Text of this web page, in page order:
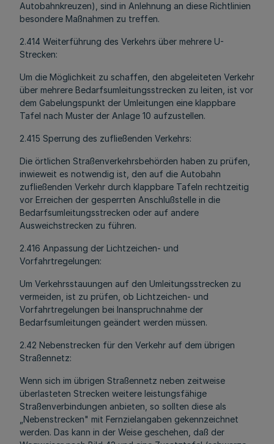
Autobahnkreuzen), sind in Anlehnung an diese Richtlinien
besondere Maßnahmen zu treffen.
2.414 Weiterführung des Verkehrs über mehrere U-
Strecken:
Um die Möglichkeit zu schaffen, den abgeleiteten Verkehr
über mehrere Bedarfsumleitungsstrecken zu leiten, ist vor
dem Gabelungspunkt der Umleitungen eine klappbare
Tafel nach Muster der Anlage 10 aufzustellen.
2.415 Sperrung des zufließenden Verkehrs:
Die örtlichen Straßenverkehrsbehörden haben zu prüfen,
inwieweit es notwendig ist, den auf die Autobahn
zufließenden Verkehr durch klappbare Tafeln rechtzeitig
vor Erreichen der gesperrten Anschlußstelle in die
Bedarfsumleitungsstrecken oder auf andere
Ausweichstrecken zu führen.
2.416 Anpassung der Lichtzeichen- und
Vorfahrtregelungen:
Um Verkehrsstauungen auf den Umleitungsstrecken zu
vermeiden, ist zu prüfen, ob Lichtzeichen- und
Vorfahrtregelungen bei Inanspruchnahme der
Bedarfsumleitungen geändert werden müssen.
2.42 Nebenstrecken für den Verkehr auf dem übrigen
Straßennetz:
Wenn sich im übrigen Straßennetz neben zeitweise
überlasteten Strecken weitere leistungsfähige
Straßenverbindungen anbieten, so sollten diese als
„Nebenstrecken" mit Fernzielangaben gekennzeichnet
werden. Das kann in der Weise geschehen, daß der